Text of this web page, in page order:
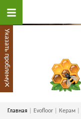
Главная Evofloor Керам
Указать проблему
×